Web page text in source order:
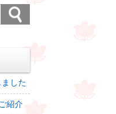
した
紹介